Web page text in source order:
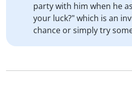
party with him when he
your luck?" which is an
chance or simply try